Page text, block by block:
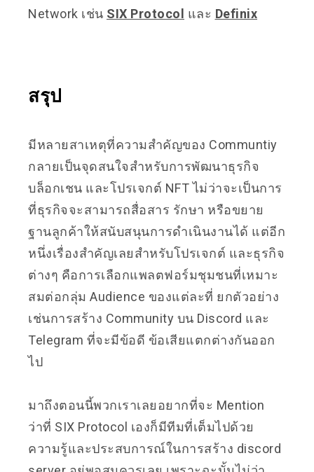
Network เช่น SIX Protocol และ Definix
สรุป
มีหลายสาเหตุที่ความสำคัญของ Communtiy
กลายเป็นจุดสนใจสำหรับการพัฒนาธุรกิจ
บล็อกเชน และโปรเจกต์ NFT ไม่ว่าจะเป็นการ
ที่ธุรกิจจะสามารถสื่อสาร รักษา หรือขยาย
ฐานลูกค้าให้สนับสนุนการดำเนินงานได้ แต่อีก
หนึ่งเรื่องสำคัญเลยสำหรับโปรเจกต์ และธุรกิจ
ต่างๆ คือการเลือกแพลตฟอร์มชุมชนที่เหมาะ
สมต่อกลุ่ม Audience ของแต่ละที่ ยกตัวอย่าง
เช่นการสร้าง Community บน Discord และ
Telegram ที่จะมีข้อดี ข้อเสียแตกต่างกันออก
ไป
มาถึงตอนนี้พวกเราเลยอยากที่จะ Mention
ว่าที่ SIX Protocol เองก็มีทีมที่เต็มไปด้วย
ความรู้และประสบการณ์ในการสร้าง discord